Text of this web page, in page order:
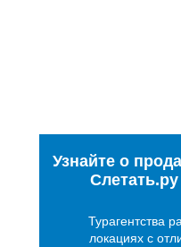
Узнайте о
Турагентства
локациях с